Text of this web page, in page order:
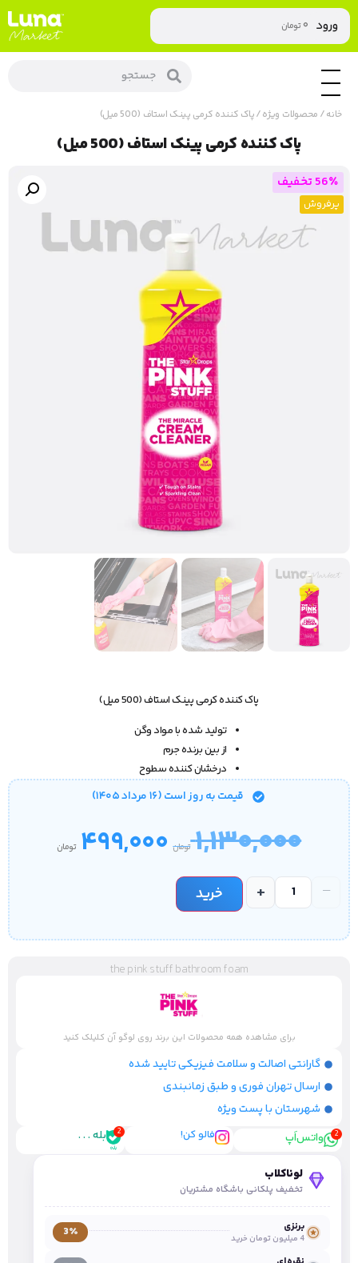
ورود ۰تومان
خانه/ محصولات ویژه/ پاک کننده کرمی پینک استاف (500 میل)
پاک کننده کرمی پینک استاف (500 میل)
56٪ تخفیف
پرفروش
پاک کننده کرمی پینک استاف (500 میل)
تولید شده با مواد وگن
از بین برنده جرم
درخشان کننده سطوح
قیمت‌ به روز است (۱۶ مرداد ۱۴۰۵)
۱,۱۳۰,۰۰۰ تومان ۴۹۹,۰۰۰ تومان
−
+ خرید
the pink stuff bathroom foam
برای مشاهده همه محصولات این برند روی لوگو آن کلیلک کنید
گارانتی اصالت و سلامت فیزیکی تایید شده
ارسال تهران فوری و طبق زمانبندی
شهرستان با پست ویژه
واتس‌اَپ
فالو کن! بله . . .
لوناکلاب
تخفیف پلکانی باشگاه مشتریان
برنزی
4 میلیون تومان خرید 3٪